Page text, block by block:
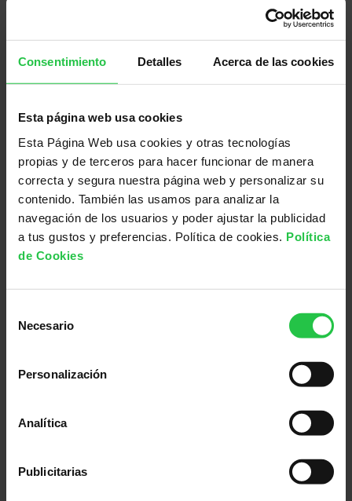
Consentimiento Detalles Acerca de las cookies
Esta página web usa cookies
Esta Página Web usa cookies y otras tecnologías
propias y de terceros para hacer funcionar de manera
correcta y segura nuestra página web y personalizar su
contenido. También las usamos para analizar la
navegación de los usuarios y poder ajustar la publicidad
a tus gustos y preferencias. Política de cookies. Política
de Cookies
Necesario
Personalización
Analítica
Publicitarias
Este ensayo, que también cuenta con el apoyo
de las Ayudas ATTRACT, busca superar las
limitaciones observadas en protocolos
anteriores yoptimizar eltratamiento de esta
las poblaciones más vulnerables: los niños
menores de 1 año. Para ello, en este ensayo se
incluye la inmunoterapia para todos los
pacientes con el blinatumomab, un anticuerpo
monoclonal biespecífico que ya ha tenido
resultados muy prometedores en un estudio
piloto realizado con estos lactantes con LLA.
otras opciones como el trasplante de células
CAR T. Todo ello con el objetivo de mejorar el
Gracias a esta ayuda concedida por la
y diagnosticados con LLA podrán ser incluidos